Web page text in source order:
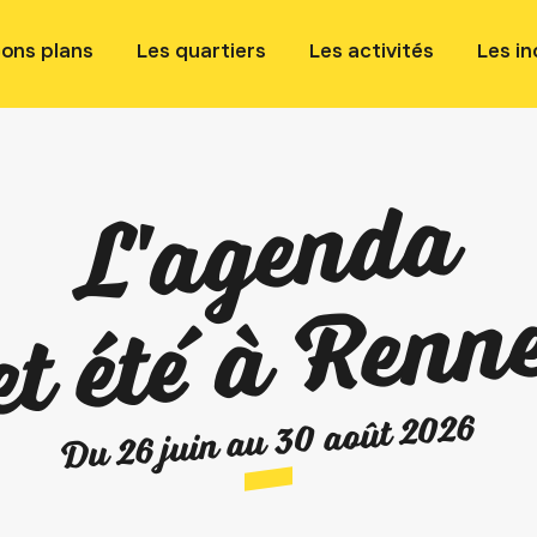
plans Les quartiers Les activités Les
L'agenda
été à
Du 26 juin au 30 août 2026